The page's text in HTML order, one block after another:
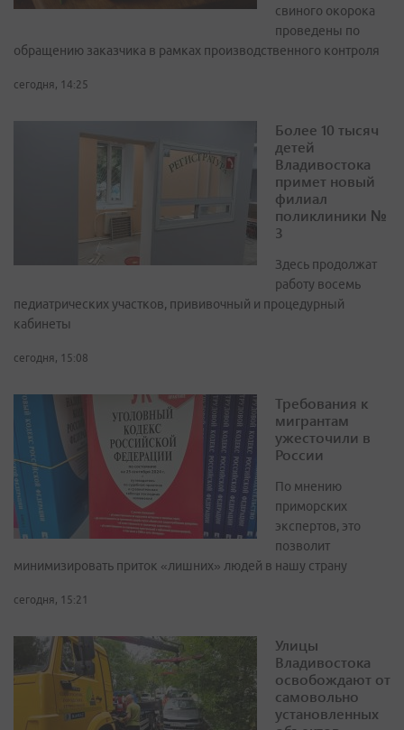
свиного окорока
проведены по
обращению заказчика в рамках производственного контроля
сегодня, 14:25
Более 10 тысяч
детей
Владивостока
примет новый
филиал
поликлиники №
3
Здесь продолжат
работу восемь
педиатрических участков, прививочный и процедурный
кабинеты
сегодня, 15:08
Требования к
мигрантам
ужесточили в
России
По мнению
приморских
экспертов, это
позволит
минимизировать приток «лишних» людей в нашу страну
сегодня, 15:21
Улицы
Владивостока
освобождают от
самовольно
установленных